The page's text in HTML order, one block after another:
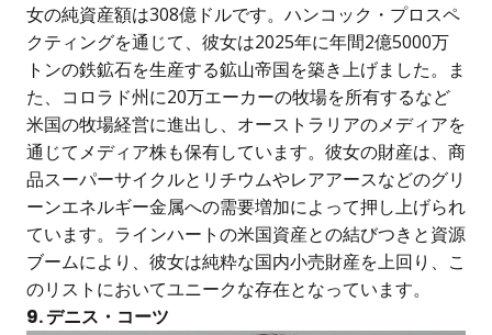
女の純資産額は308億ドルです。ハンコック・プロスペ
クティングを通じて、彼女は2025年に年間2億5000万
トンの鉄鉱石を生産する鉱山帝国を築き上げました。ま
た、コロラド州に20万エーカーの牧場を所有するなど
米国の牧場経営に進出し、オーストラリアのメディアを
通じてメディア株も保有しています。彼女の財産は、商
品スーパーサイクルとリチウムやレアアースなどのグリ
ーンエネルギー金属への需要増加によって押し上げられ
ています。ラインハートの米国資産との結びつきと資源
ブームにより、彼女は純粋な国内小売財産を上回り、こ
のリストにおいてユニークな存在となっています。
9. デニス・コーツ